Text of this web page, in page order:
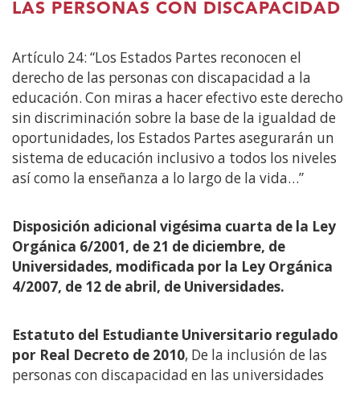
LAS PERSONAS CON DISCAPACIDAD
Artículo 24: “Los Estados Partes reconocen el
derecho de las personas con discapacidad a la
educación. Con miras a hacer efectivo este derecho
sin discriminación sobre la base de la igualdad de
oportunidades, los Estados Partes asegurarán un
sistema de educación inclusivo a todos los niveles
así como la enseñanza a lo largo de la vida…”
Disposición adicional vigésima cuarta de la Ley
Orgánica 6/2001, de 21 de diciembre, de
Universidades, modificada por la Ley Orgánica
4/2007, de 12 de abril, de Universidades.
Estatuto del Estudiante Universitario regulado
por Real Decreto de 2010, De la inclusión de las
personas con discapacidad en las universidades